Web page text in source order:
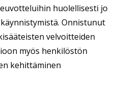
huolellisesti jo
Onnistunut
velvoitteiden
myös henkilöstön
kehittäminen